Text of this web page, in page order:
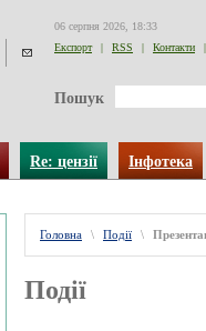
06 серпня 2026, 18:33
Експорт
| RSS | Контакти |
Пошук
Re: цензії Інфотека
Головна \ Події \
Події